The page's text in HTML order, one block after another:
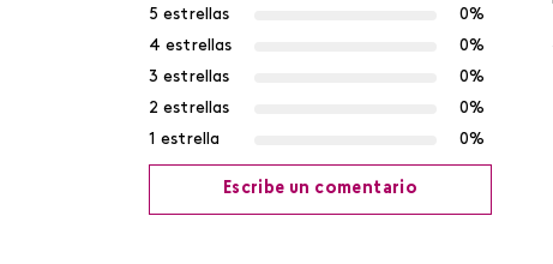
5 estrellas
0%
4 estrellas
0%
3 estrellas
0%
2 estrellas
0%
1 estrella
0%
Escribe un comentario